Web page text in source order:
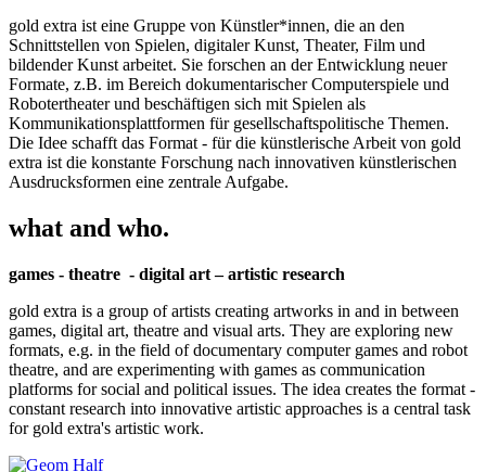
gold extra ist eine Gruppe von Künstler*innen, die an den
Schnittstellen von Spielen, digitaler Kunst, Theater, Film und
bildender Kunst arbeitet. Sie forschen an der Entwicklung neuer
Formate, z.B. im Bereich dokumentarischer Computerspiele und
Robotertheater und beschäftigen sich mit Spielen als
Kommunikationsplattformen für gesellschaftspolitische Themen.
Die Idee schafft das Format - für die künstlerische Arbeit von gold
extra ist die konstante Forschung nach innovativen künstlerischen
Ausdrucksformen eine zentrale Aufgabe.
what and who.
games - theatre - digital art – artistic research
gold extra is a group of artists creating artworks in and in between
games, digital art, theatre and visual arts. They are exploring new
formats, e.g. in the field of documentary computer games and robot
theatre, and are experimenting with games as communication
platforms for social and political issues. The idea creates the format -
constant research into innovative artistic approaches is a central task
for gold extra's artistic work.